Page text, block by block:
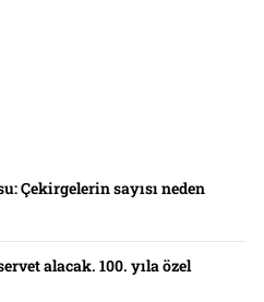
Çekirgelerin sayısı neden
alacak. 100. yıla özel